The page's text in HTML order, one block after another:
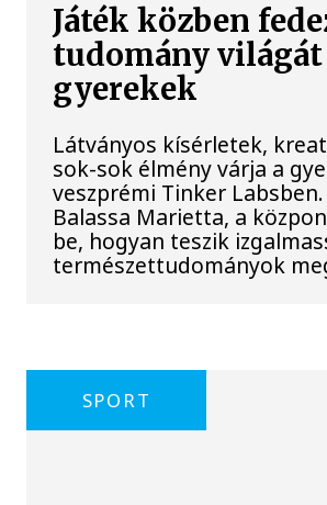
Játék közben
tudomány
gyerekek
Látványos kísérletek,
sok-sok élmény várja a
veszprémi Tinker
Balassa Marietta, a
be, hogyan teszik
természettudományok
SPORT